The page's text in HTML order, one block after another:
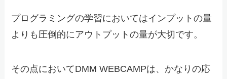
プログラミングの学習においてはインプットの量
よりも圧倒的にアウトプットの量が大切です。
その点においてDMM WEBCAMPは、かなりの応